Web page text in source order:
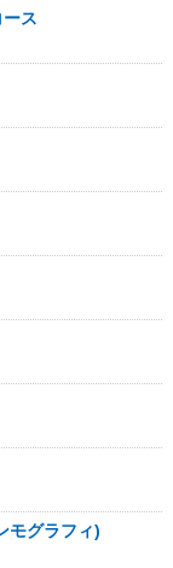
ス
モグラフィ)